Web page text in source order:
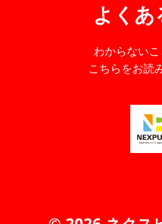
よくあ
わからない
こちらをお読